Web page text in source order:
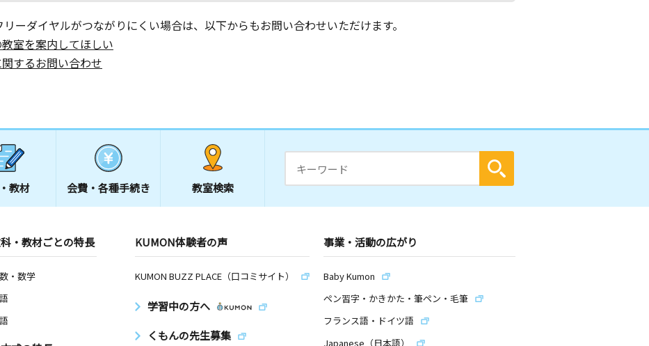
日
工会館 ２Ｆ
土 日
金 土
日
リーダイヤルがつながりにくい場合は、以下からもお問い合わせいただけます。
室を案内してほしい
するお問い合わせ
教材 会費・ 各種手続き 教室検索
・教材ごとの特長
・数学
KUMON体験者の声
KUMON BUZZ PLACE（口コミサイト）
学習中の方へ
くもんの先生募集
事業・活動の広がり
Baby Kumon
ペン習字・かきかた・筆ペン・毛筆
フランス語・ドイツ語
Japanese（日本語）